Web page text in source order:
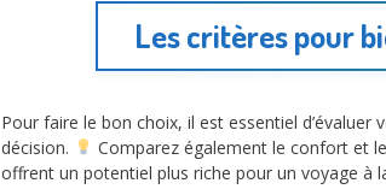
Les critères pour
Pour faire le bon choix, il est essentiel
décision.
Comparez également le confort et
offrent un potentiel plus riche pour un voyage à